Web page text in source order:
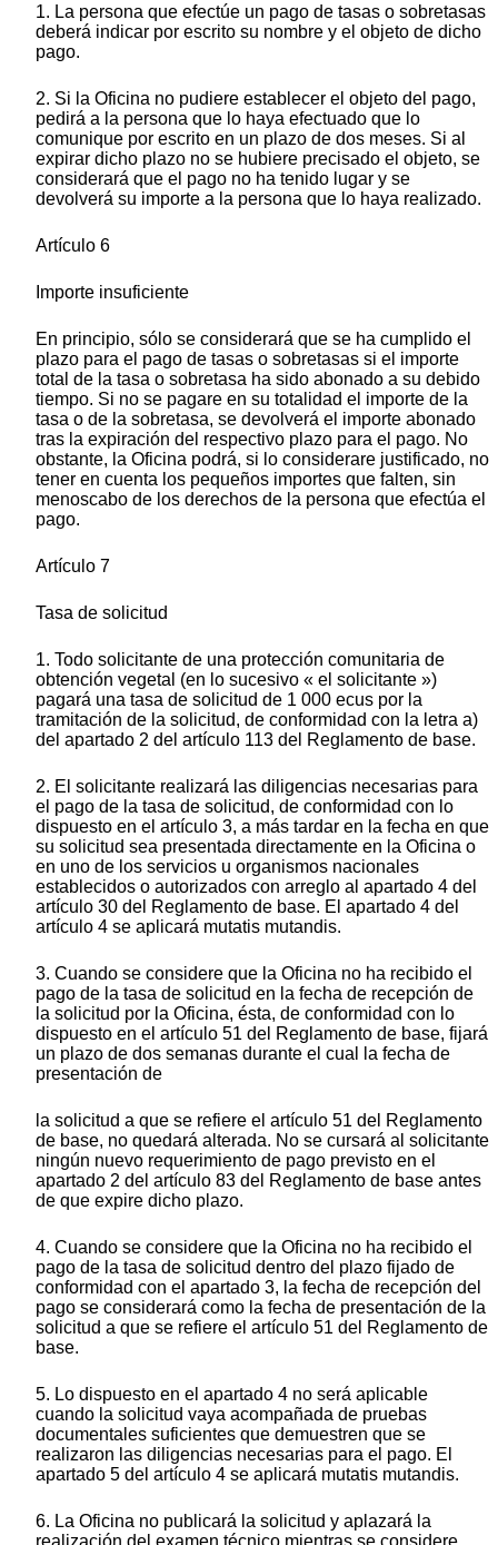
1. La persona que efectúe un pago de tasas o sobretasas
deberá indicar por escrito su nombre y el objeto de dicho
pago.
2. Si la Oficina no pudiere establecer el objeto del pago,
pedirá a la persona que lo haya efectuado que lo
comunique por escrito en un plazo de dos meses. Si al
expirar dicho plazo no se hubiere precisado el objeto, se
considerará que el pago no ha tenido lugar y se
devolverá su importe a la persona que lo haya realizado.
Artículo 6
Importe insuficiente
En principio, sólo se considerará que se ha cumplido el
plazo para el pago de tasas o sobretasas si el importe
total de la tasa o sobretasa ha sido abonado a su debido
tiempo. Si no se pagare en su totalidad el importe de la
tasa o de la sobretasa, se devolverá el importe abonado
tras la expiración del respectivo plazo para el pago. No
obstante, la Oficina podrá, si lo considerare justificado, no
tener en cuenta los pequeños importes que falten, sin
menoscabo de los derechos de la persona que efectúa el
pago.
Artículo 7
Tasa de solicitud
1. Todo solicitante de una protección comunitaria de
obtención vegetal (en lo sucesivo « el solicitante »)
pagará una tasa de solicitud de 1 000 ecus por la
tramitación de la solicitud, de conformidad con la letra a)
del apartado 2 del artículo 113 del Reglamento de base.
2. El solicitante realizará las diligencias necesarias para
el pago de la tasa de solicitud, de conformidad con lo
dispuesto en el artículo 3, a más tardar en la fecha en que
su solicitud sea presentada directamente en la Oficina o
en uno de los servicios u organismos nacionales
establecidos o autorizados con arreglo al apartado 4 del
artículo 30 del Reglamento de base. El apartado 4 del
artículo 4 se aplicará mutatis mutandis.
3. Cuando se considere que la Oficina no ha recibido el
pago de la tasa de solicitud en la fecha de recepción de
la solicitud por la Oficina, ésta, de conformidad con lo
dispuesto en el artículo 51 del Reglamento de base, fijará
un plazo de dos semanas durante el cual la fecha de
presentación de
la solicitud a que se refiere el artículo 51 del Reglamento
de base, no quedará alterada. No se cursará al solicitante
ningún nuevo requerimiento de pago previsto en el
apartado 2 del artículo 83 del Reglamento de base antes
de que expire dicho plazo.
4. Cuando se considere que la Oficina no ha recibido el
pago de la tasa de solicitud dentro del plazo fijado de
conformidad con el apartado 3, la fecha de recepción del
pago se considerará como la fecha de presentación de la
solicitud a que se refiere el artículo 51 del Reglamento de
base.
5. Lo dispuesto en el apartado 4 no será aplicable
cuando la solicitud vaya acompañada de pruebas
documentales suficientes que demuestren que se
realizaron las diligencias necesarias para el pago. El
apartado 5 del artículo 4 se aplicará mutatis mutandis.
6. La Oficina no publicará la solicitud y aplazará la